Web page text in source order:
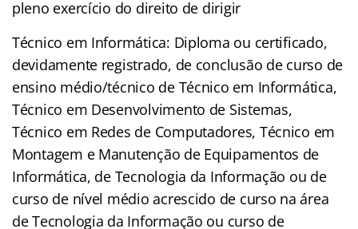
pleno exercício do direito de dirigir
Técnico em Informática: Diploma ou certificado,
devidamente registrado, de conclusão de curso de
ensino médio/técnico de Técnico em Informática,
Técnico em Desenvolvimento de Sistemas,
Técnico em Redes de Computadores, Técnico em
Montagem e Manutenção de Equipamentos de
Informática, de Tecnologia da Informação ou de
curso de nível médio acrescido de curso na área
de Tecnologia da Informação ou curso de